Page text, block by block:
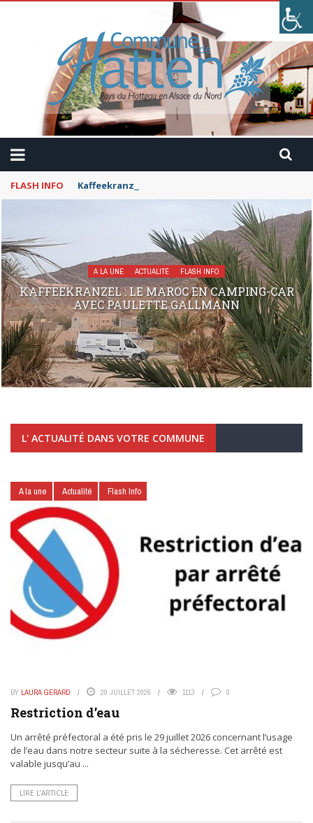
FLASH INFO Kaffeekranzel : Le Maroc en camping-car avec
A LA UNE ACTUALITÉ FLASH INFO
KAFFEEKRANZEL : LE MAROC EN CAMPING-CAR
AVEC PAULETTE GALLMANN
L' ACTUALITÉ DANS VOTRE COMMUNE
A la une Actualité Flash Info
BY LAURA GERARD 29 JUILLET 2026 1113 0
Restriction d’eau
Un arrêté préfectoral a été pris le 29 juillet 2026 concernant l’usage
de l’eau dans notre secteur suite à la sécheresse. Cet arrêté est
valable jusqu’au ...
LIRE L’ARTICLE